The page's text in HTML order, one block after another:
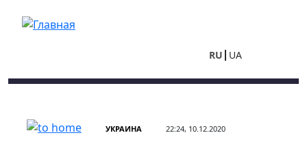
RU UA
УКРАИНА 22:24, 10.12.2020